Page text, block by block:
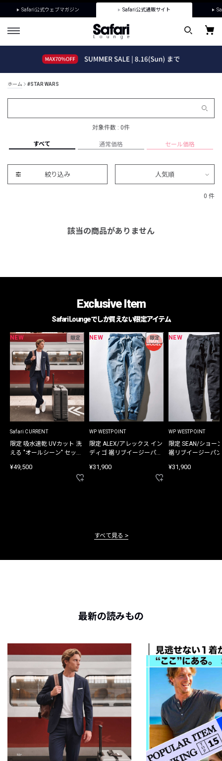
Safari公式ウェブマガジン Safari公式通販サイト
ホーム #STAR WARS
対象件数 : 0件
すべて 通常価格 セール価格
絞り込み 人気順
0 件
該当の商品がありません
Exclusive Item
Safari Loungeでしか買えない限定アイテム
NEW 限定
Safari CURRENT
限定 吸水速乾 UVカット 洗
える "オールシーン" セット
¥49,500
NEW 限定
WP WESTPOINT
限定 ALEX/アレックス イン
ディゴ 裾リブイージーパン
¥31,900
NEW
WP WESTPOINT
限定 SEAN/ショー
裾リブイージーパ
¥31,900
すべて見る
最新の読みもの